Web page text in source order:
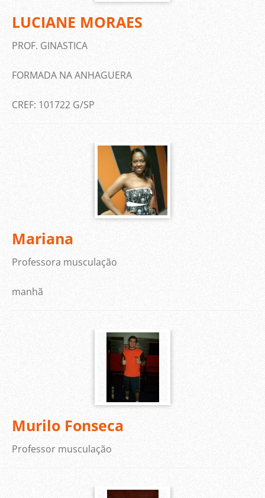
LUCIANE MORAES
PROF. GINASTICA
FORMADA NA ANHAGUERA
CREF: 101722 G/SP
Mariana
Professora musculação
manhã
Murilo Fonseca
Professor musculação